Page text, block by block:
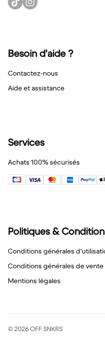
Besoin d'aide ?
Contactez-nous
Aide et assistance
Services
Achats 100% sécurisés
Politiques &
Conditions générales
Conditions générales de vente
Mentions légales
© 2026 OFF SNKRS